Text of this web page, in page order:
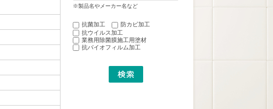
※製品名やメーカー名など
抗菌加工
防カビ加工
抗ウイルス加工
業務用除菌膜施工用塗材
抗バイオフィルム加工